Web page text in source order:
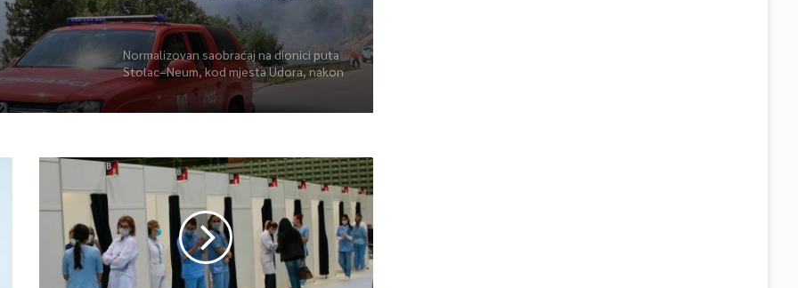
i
Normalizovan saobraćaj na dionici puta
Stolac–Neum, kod mjesta Udora, nakon
nezgode